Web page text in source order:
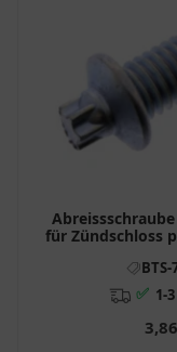
für Zündschloss
BTS-
✅ 1-